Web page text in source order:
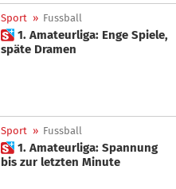
Sport » Fussball
 1. Amateurliga: Enge Spiele,
späte Dramen
Sport » Fussball
 1. Amateurliga: Spannung
bis zur letzten Minute